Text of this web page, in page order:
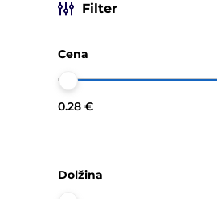
Filter
Cena
0.28 €
Dolžina